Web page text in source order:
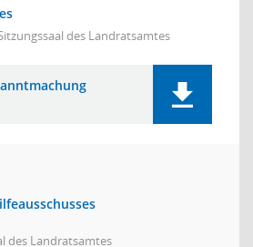
des Landratsamtes
des Landratsamtes